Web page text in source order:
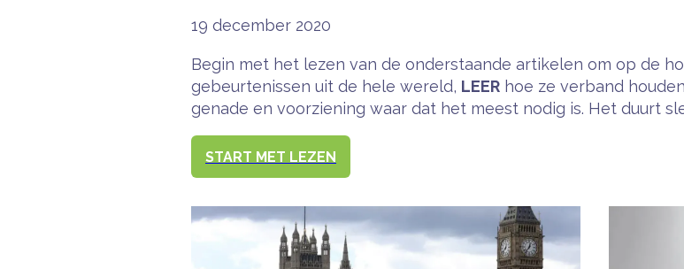
19 december 2020
Begin met het lezen van de onderstaande artikelen om op de
gebeurtenissen uit de hele wereld, LEER hoe ze verband
genade en voorziening waar dat het meest nodig is. Het duurt
START MET LEZEN